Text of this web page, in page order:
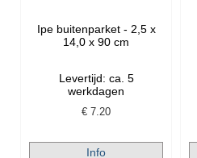
Ipe buitenparket - 2,5 x
14,0 x 90 cm
Levertijd: ca. 5
werkdagen
€7.20